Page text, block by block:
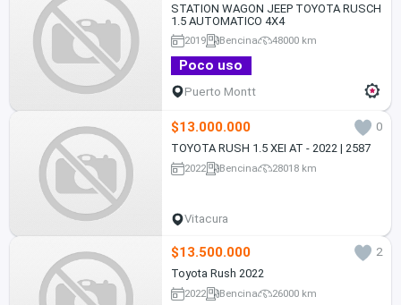
STATION WAGON JEEP TOYOTA RUSCH
1.5 AUTOMATICO 4X4
2019 Bencina 48000 km
Poco uso
Puerto Montt
$13.000.000
0
TOYOTA RUSH 1.5 XEI AT - 2022 | 2587
2022 Bencina 28018 km
Vitacura
$13.500.000
2
Toyota Rush 2022
2022 Bencina 26000 km